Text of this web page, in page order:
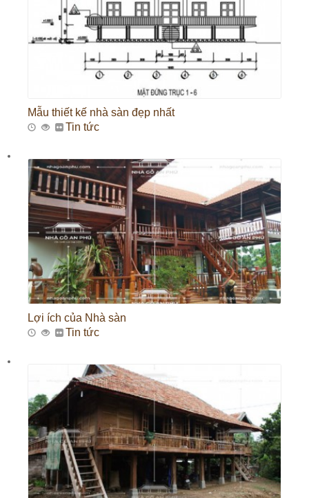
Mẫu thiết kế nhà sàn đẹp nhất
Tin tức
Lợi ích của Nhà sàn
Tin tức